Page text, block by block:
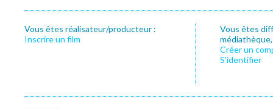
Vous êtes réalisateur/producteur :
Inscrire un film
Vous êtes
Créer un
S’identifier